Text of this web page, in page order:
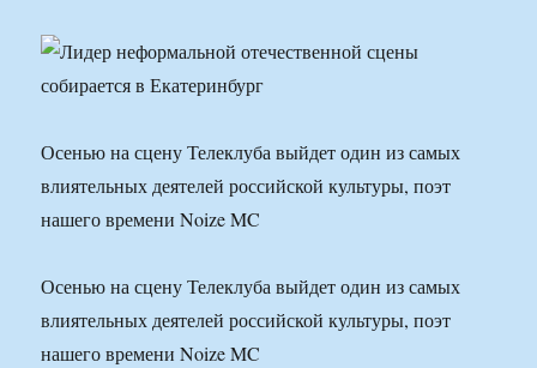
Осенью на сцену Телеклуба выйдет один из самых
влиятельных деятелей российской культуры, поэт
нашего времени Noize MC
Осенью на сцену Телеклуба выйдет один из самых
влиятельных деятелей российской культуры, поэт
нашего времени Noize MC